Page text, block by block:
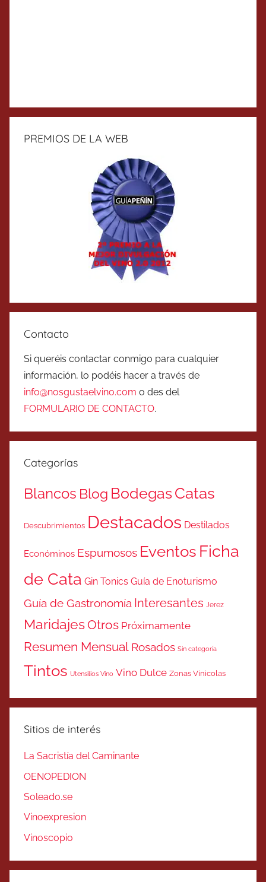
PREMIOS DE LA WEB
Contacto
Si queréis contactar conmigo para cualquier
información, lo podéis hacer a través de
info@nosgustaelvino.com o des del
FORMULARIO DE CONTACTO.
Categorías
Blancos Blog BodegasCatas
Descubrimientos Destacados Destilados
Económinos Espumosos Eventos Ficha
de Cata Gin Tonics Guía de Enoturismo
Guía de Gastronomía Interesantes Jerez
MaridajesOtros Próximamente
Resumen Mensual Rosados Sin categoría
Tintos Utensilios Vino Vino Dulce Zonas Vinicolas
Sitios de interés
La Sacristía del Caminante
OENOPEDION
Soleado.se
Vinoexpresion
Vinoscopio